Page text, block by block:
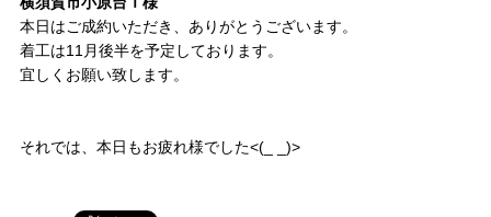
本日はご成約いただき、ありがとうございます。
着工は11月後半を予定しております。
宜しくお願い致します。
それでは、本日もお疲れ様でした<(_ _)>